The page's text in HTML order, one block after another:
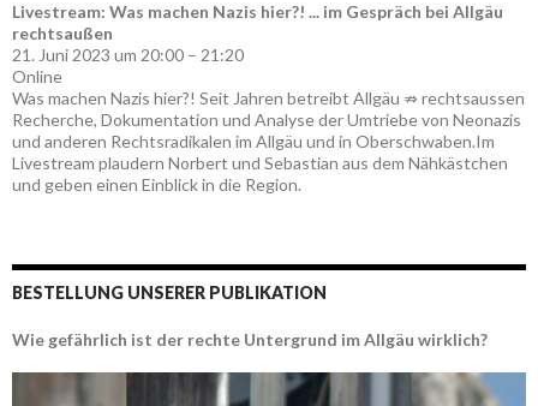
Livestream: Was machen Nazis hier?! ... im Gespräch bei Allgäu
rechtsaußen
21. Juni 2023 um 20:00 – 21:20
Online
Was machen Nazis hier?! Seit Jahren betreibt Allgäu ⇏ rechtsaussen
Recherche, Dokumentation und Analyse der Umtriebe von Neonazis
und anderen Rechtsradikalen im Allgäu und in Oberschwaben.Im
Livestream plaudern Norbert und Sebastian aus dem Nähkästchen
und geben einen Einblick in die Region.
BESTELLUNG UNSERER PUBLIKATION
Wie gefährlich ist der rechte Untergrund im Allgäu wirklich?